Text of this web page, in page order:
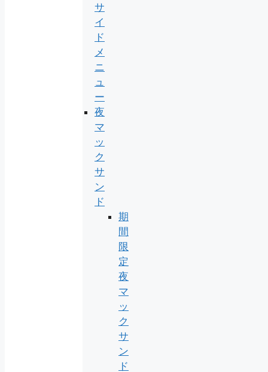
サ
イ
ド
メ
ニ
ュ
ー
夜
マ
ッ
ク
サ
ン
ド
期
間
限
定
夜
マ
ッ
ク
サ
ン
ド